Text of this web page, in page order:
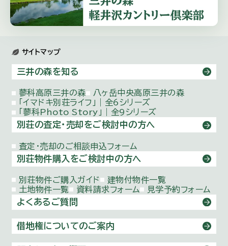
サイトマップ
三井の森を知る
蓼科高原三井の森
八ヶ岳中央高原三井の森
「イマドキ別荘ライフ」｜全6シリーズ
「蓼科Photo Story」｜全9シリーズ
別荘の査定・売却をご検討中の方へ
査定・売却のご相談申込フォーム
別荘物件購入をご検討中の方へ
別荘物件ご購入ガイド
建物付物件一覧
土地物件一覧
資料請求フォーム 見学予約フォーム
よくあるご質問
借地権についてのご案内